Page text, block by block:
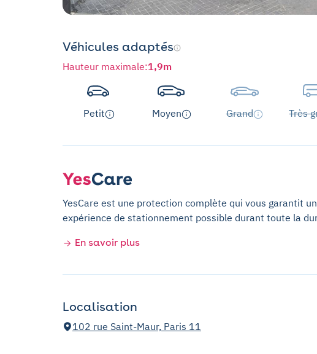
Véhicules adaptés
Hauteur maximale:1,9m
Petit Moyen Grand Très
YesCare est une protection complète qui vous garantit
expérience de stationnement possible durant toute la
En savoir plus
Localisation
102 rue Saint-Maur, Paris 11